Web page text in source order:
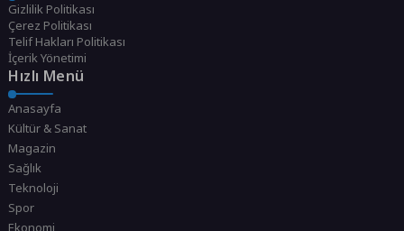
Gizlilik Politikası
Çerez Politikası
Telif Hakları Politikası
İçerik Yönetimi
Hızlı Menü
Anasayfa
Kültür & Sanat
Magazin
Sağlık
Teknoloji
Spor